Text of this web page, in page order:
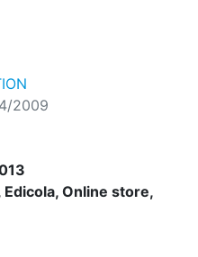
2009
Edicola, Online store,